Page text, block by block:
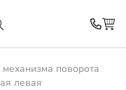
поворота
левая